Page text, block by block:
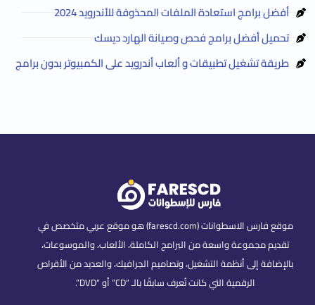
أفضل برامج استعادة الملفات المحذوفة للأندرويد 2024
تحميل أفضل برامج فحص وصيانة الهارد ديسك
طريقة تشغيل تطبيقات و ألعاب أندرويد على الكمبيوتر بدون برامج
موقع فارس الاسطوانات (farescd.com) هو موقع عربي متخصص في
تقديم مجموعة واسعة من البرامج الكاملة، الألعاب، والموسوعات،
بالإضافة إلى أنظمة التشغيل، وتصاميم الجرافيك، والعديد من الأقراص
الرقمية التي كانت تُعرف سابقًا بالـ “CD” أو “DVD”.